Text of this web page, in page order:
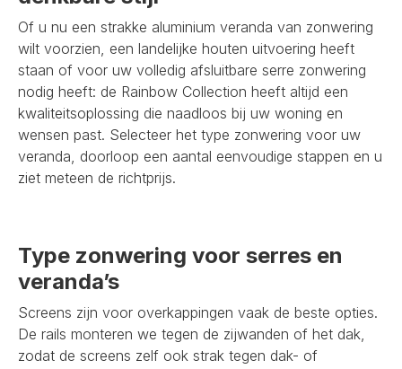
Of u nu een strakke aluminium veranda van zonwering
wilt voorzien, een landelijke houten uitvoering heeft
staan of voor uw volledig afsluitbare serre zonwering
nodig heeft: de Rainbow Collection heeft altijd een
kwaliteitsoplossing die naadloos bij uw woning en
wensen past. Selecteer het type zonwering voor uw
veranda, doorloop een aantal eenvoudige stappen en u
ziet meteen de richtprijs.
Type zonwering voor serres en
veranda’s
Screens zijn voor overkappingen vaak de beste opties.
De rails monteren we tegen de zijwanden of het dak,
zodat de screens zelf ook strak tegen dak- of